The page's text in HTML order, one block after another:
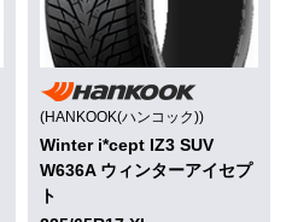
(HANKOOK(ハンコック))
Winter i*cept IZ3 SUV
W636A ウィンターアイセプ
ト